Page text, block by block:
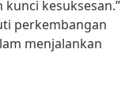
kesuksesan.”
perkembangan
menjalankan